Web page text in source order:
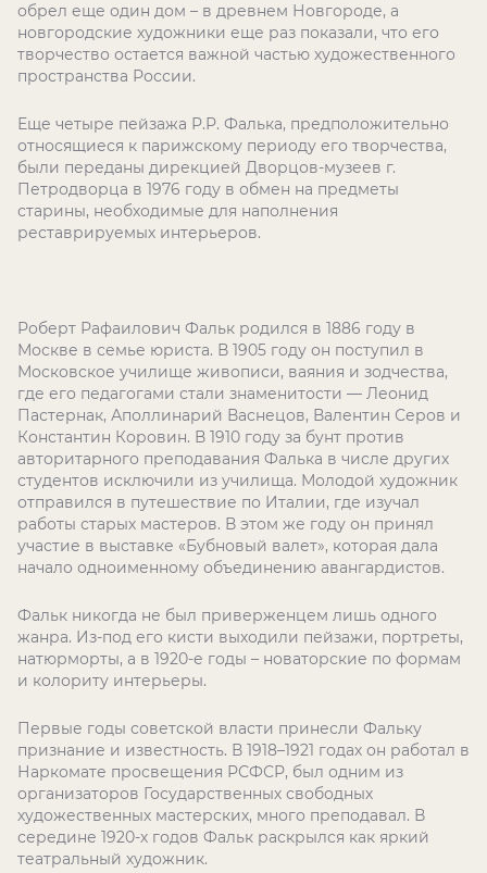
обрел еще один дом – в древнем Новгороде, а
новгородские художники еще раз показали, что его
творчество остается важной частью художественного
пространства России.
Еще четыре пейзажа Р.Р. Фалька, предположительно
относящиеся к парижскому периоду его творчества,
были переданы дирекцией Дворцов-музеев г.
Петродворца в 1976 году в обмен на предметы
старины, необходимые для наполнения
реставрируемых интерьеров.
Роберт Рафаилович Фальк родился в 1886 году в
Москве в семье юриста. В 1905 году он поступил в
Московское училище живописи, ваяния и зодчества,
где его педагогами стали знаменитости — Леонид
Пастернак, Аполлинарий Васнецов, Валентин Серов и
Константин Коровин. В 1910 году за бунт против
авторитарного преподавания Фалька в числе других
студентов исключили из училища. Молодой художник
отправился в путешествие по Италии, где изучал
работы старых мастеров. В этом же году он принял
участие в выставке «Бубновый валет», которая дала
начало одноименному объединению авангардистов.
Фальк никогда не был приверженцем лишь одного
жанра. Из-под его кисти выходили пейзажи, портреты,
натюрморты, а в 1920-е годы – новаторские по формам
и колориту интерьеры.
Первые годы советской власти принесли Фальку
признание и известность. В 1918–1921 годах он работал в
Наркомате просвещения РСФСР, был одним из
организаторов Государственных свободных
художественных мастерских, много преподавал. В
середине 1920-х годов Фальк раскрылся как яркий
театральный художник.